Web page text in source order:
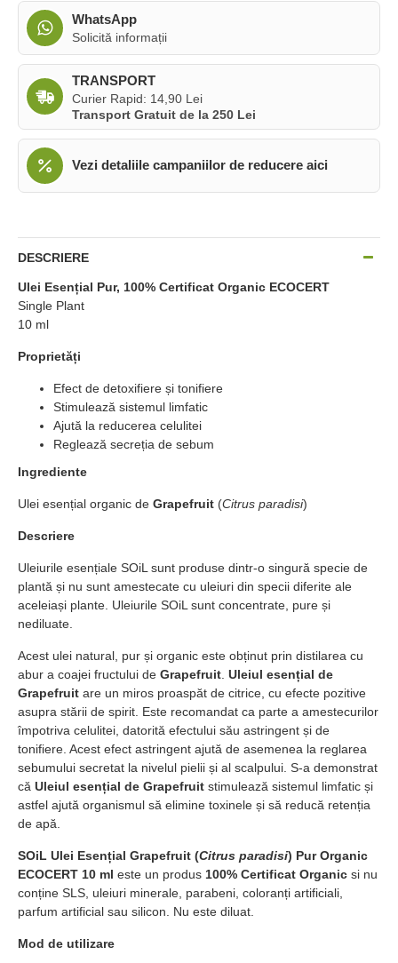
WhatsApp
Solicită informații
TRANSPORT
Curier Rapid: 14,90 Lei
Transport Gratuit de la 250 Lei
Vezi detaliile campaniilor de reducere aici
DESCRIERE
Ulei Esențial Pur, 100% Certificat Organic ECOCERT
Single Plant
10 ml
Proprietăți
Efect de detoxifiere și tonifiere
Stimulează sistemul limfatic
Ajută la reducerea celulitei
Reglează secreția de sebum
Ingrediente
Ulei esențial organic de Grapefruit (Citrus paradisi)
Descriere
Uleiurile esențiale SOiL sunt produse dintr-o singură specie de
plantă și nu sunt amestecate cu uleiuri din specii diferite ale
aceleiași plante. Uleiurile SOiL sunt concentrate, pure și
nediluate.
Acest ulei natural, pur și organic este obținut prin distilarea cu
abur a coajei fructului de Grapefruit Uleiul esențial de
Grapefruit are un miros proaspăt de citrice, cu efecte pozitive
asupra stării de spirit. Este recomandat ca parte a amestecurilor
împotriva celulitei, datorită efectului său astringent și de
tonifiere. Acest efect astringent ajută de asemenea la reglarea
sebumului secretat la nivelul pielii și al scalpului. S-a demonstrat
că Uleiul esențial de Grapefruit stimulează sistemul limfatic și
astfel ajută organismul să elimine toxinele și să reducă retenția
de apă.
SOiL Ulei Esențial Grapefruit (Citrus paradisi) Pur Organic
ECOCERT 10 ml este un produs 100% Certificat Organic si nu
conține SLS, uleiuri minerale, parabeni, coloranți artificiali,
parfum artificial sau silicon. Nu este diluat.
Mod de utilizare